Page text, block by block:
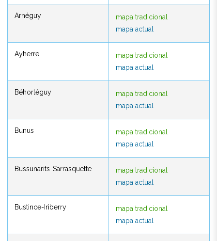
Arnéguy
mapa tradicional
mapa actual
Ayherre
mapa tradicional
mapa actual
Béhorléguy
mapa tradicional
mapa actual
Bunus
mapa tradicional
mapa actual
Bussunarits-Sarrasquette
mapa tradicional
mapa actual
Bustince-Iriberry
mapa tradicional
mapa actual
mapa actual
mapa actual
mapa actual
mapa actual
mapa actual
mapa actual